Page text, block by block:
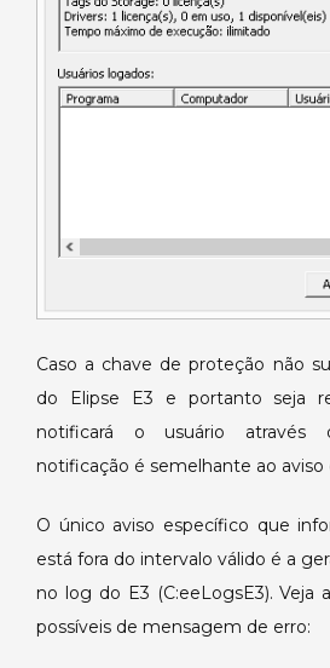
Caso a chave de proteção não
do Elipse E3 e portanto seja
notificará o usuário através
notificação é semelhante ao aviso
O único aviso específico que
está fora do intervalo válido é a
no log do E3 (C:eeLogsE3). Veja
possíveis de mensagem de erro: